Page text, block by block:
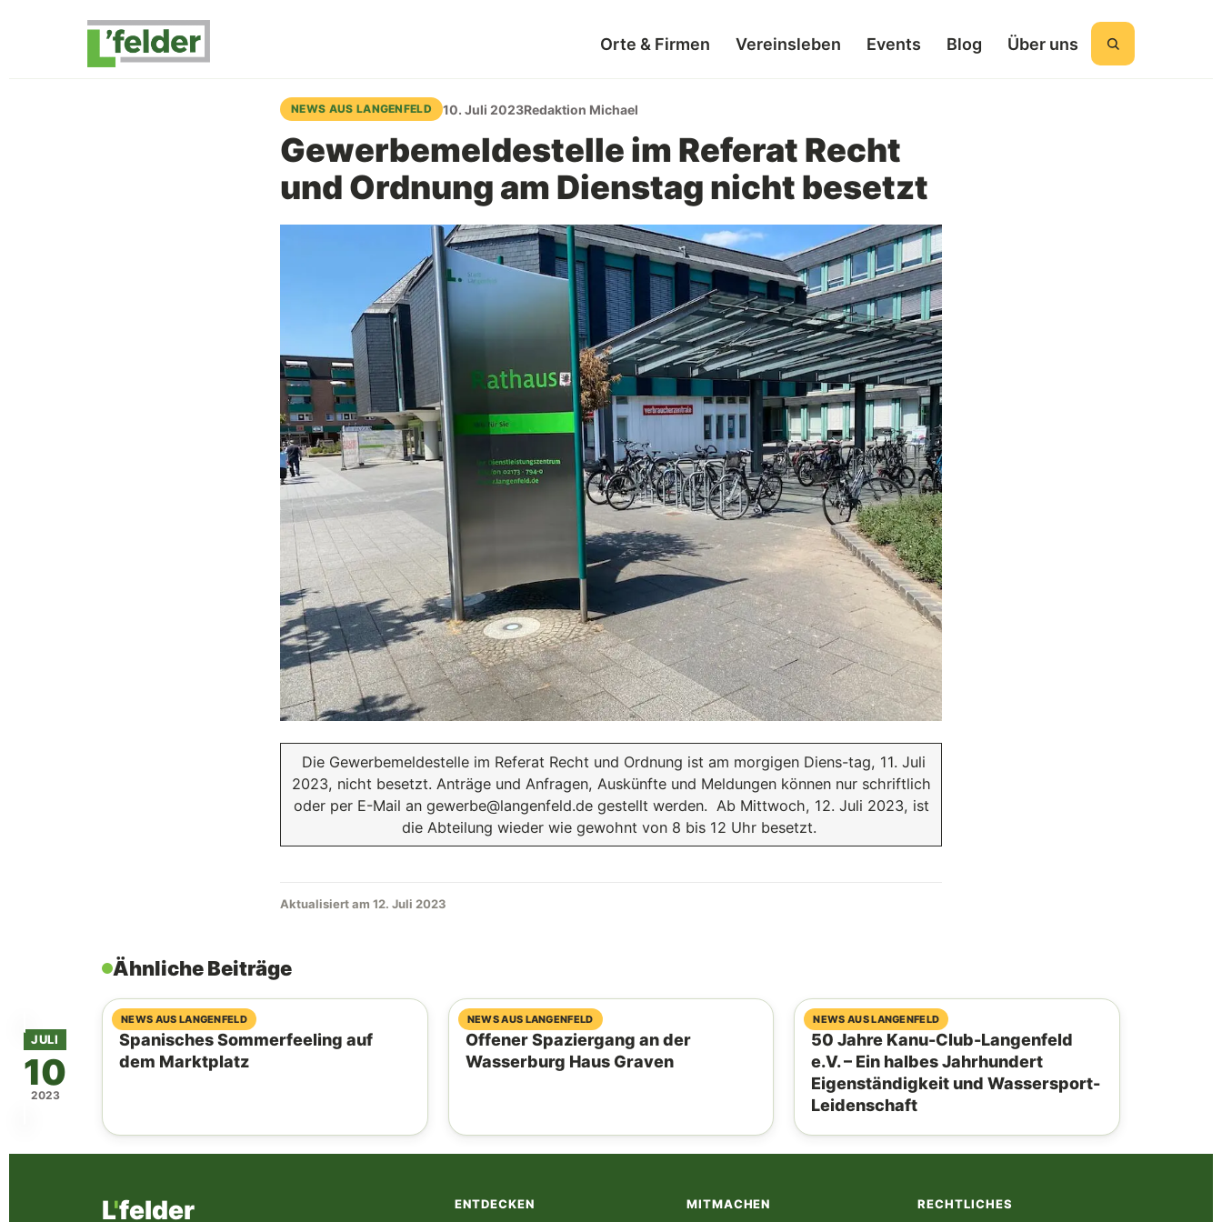
Orte & Firmen Vereinsleben Events Blog Über uns
NEWS AUS LANGENFELD 10. Juli 2023Redaktion Michael
Gewerbemeldestelle im Referat Recht
und Ordnung am Dienstag nicht besetzt
JULI
10
2023
Die Gewerbemeldestelle im Referat Recht und Ordnung ist am morgigen Diens-tag, 11. Juli
2023, nicht besetzt. Anträge und Anfragen, Auskünfte und Meldungen können nur schriftlich
oder per E-Mail an gewerbe@langenfeld.de gestellt werden. Ab Mittwoch, 12. Juli 2023, ist
die Abteilung wieder wie gewohnt von 8 bis 12 Uhr besetzt.
Aktualisiert am 12. Juli 2023
Ähnliche Beiträge
NEWS AUS LANGENFELD
06. August 2026
Spanisches Sommerfeeling auf
dem Marktplatz
NEWS AUS LANGENFELD
04. August 2026
Offener Spaziergang an der
Wasserburg Haus Graven
NEWS AUS LANGENFELD
03. August 2026
50 Jahre Kanu-Club-Langenfeld
e.V. – Ein halbes Jahrhundert
Eigenständigkeit und Wassersport-
Leidenschaft
L'felder ENTDECKEN MITMACHEN RECHTLICHES